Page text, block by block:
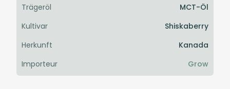
Trägeröl
MCT-Öl
Kultivar
Shiskaberry
Herkunft
Kanada
Importeur
Grow